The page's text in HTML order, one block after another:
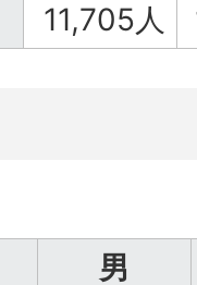
11,705人
男